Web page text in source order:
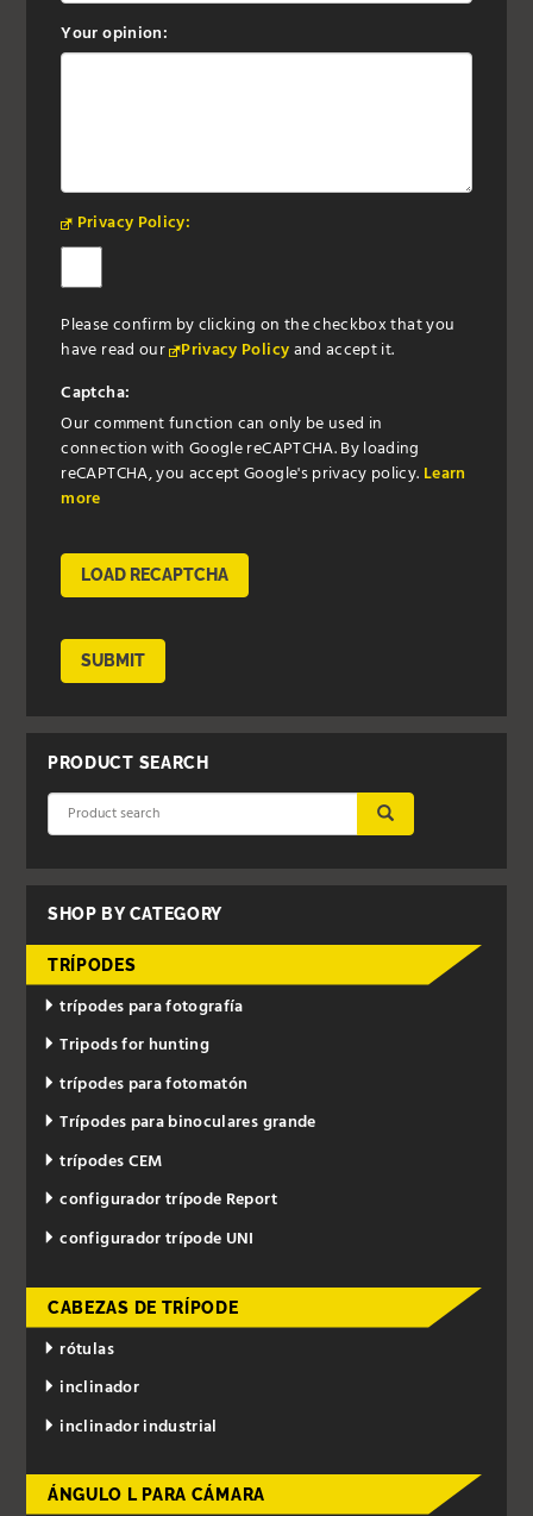
Your opinion:
Privacy Policy:
Please confirm by clicking on the checkbox that you
have read our Privacy Policyand accept it.
Captcha:
Our comment function can only be used in
connection with Google reCAPTCHA. By loading
reCAPTCHA, you accept Google's privacy policy. Learn
more
LOAD RECAPTCHA
SUBMIT
PRODUCT SEARCH
SUBMIT
SHOP BY CATEGORY
TRÍPODES
trípodes para fotografía
Tripods for hunting
trípodes para fotomatón
Trípodes para binoculares grande
trípodes CEM
configurador trípode Report
configurador trípode UNI
CABEZAS DE TRÍPODE
rótulas
inclinador
inclinador industrial
ÁNGULO L PARA CÁMARA